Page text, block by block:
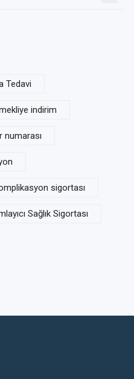
Tedavi
indirim
numarası
sigortası
Sağlık Sigortası